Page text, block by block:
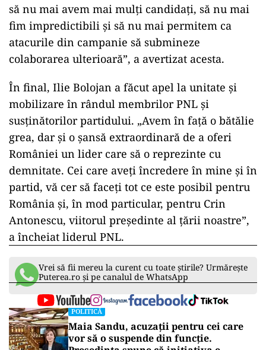
să nu mai avem mai mulți candidați, să nu mai
fim impredictibili și să nu mai permitem ca
atacurile din campanie să submineze
colaborarea ulterioară”, a avertizat acesta.
În final, Ilie Bolojan a făcut apel la unitate și
mobilizare în rândul membrilor PNL și
susținătorilor partidului. „Avem în față o bătălie
grea, dar și o șansă extraordinară de a oferi
României un lider care să o reprezinte cu
demnitate. Cei care aveți încredere în mine și în
partid, vă cer să faceți tot ce este posibil pentru
România și, în mod particular, pentru Crin
Antonescu, viitorul președinte al țării noastre”,
a încheiat liderul PNL.
Vrei să fii mereu la curent cu toate știrile? Urmărește
Puterea.ro și pe canalul de WhatsApp
POLITICĂ
Maia Sandu, acuzații pentru cei care
vor să o suspende din funcție.